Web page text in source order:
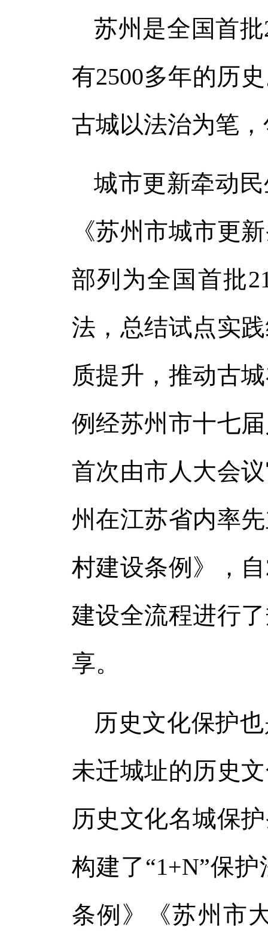
苏州是全国首
有2500多年的历
古城以法治为笔
城市更新牵动
《苏州市城市更
部列为全国首批
法，总结试点实
质提升，推动古
例经苏州市十七
首次由市人大会
州在江苏省内率
村建设条例》，
建设全流程进行
享。
历史文化保护
未迁城址的历史
历史文化名城保
构建了“1+N”保
条例》《苏州市